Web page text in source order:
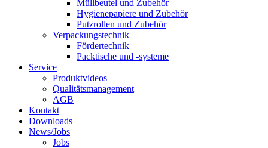
Müllbeutel und Zubehör
Hygienepapiere und Zubehör
Putzrollen und Zubehör
Verpackungstechnik
Fördertechnik
Packtische und -systeme
Service
Produktvideos
Qualitätsmanagement
AGB
Kontakt
Downloads
News/Jobs
Jobs